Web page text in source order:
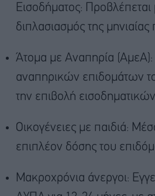
Εισοδήματος: Προβλέπεται
διπλασιασμός της
Άτομα με Αναπηρία (ΑμεΑ):
αναπηρικών επιδομάτων
την επιβολή
Οικογένειες με παιδιά:
επιπλέον δόσης του
Μακροχρόνια άνεργοι: